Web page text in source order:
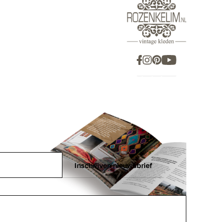
Inschrijven nieuwsbrief